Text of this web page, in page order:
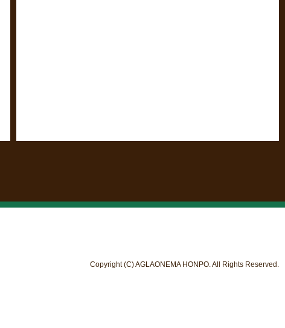
Copyright (C) AGLAONEMA HONPO. All Rights Reserved.